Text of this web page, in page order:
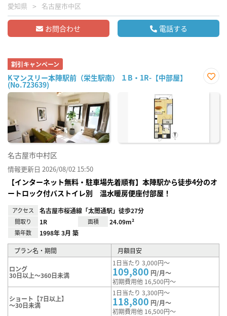
愛知県 名古屋市中区
お問合わせ 電話する
割引キャンペーン
Kマンスリー本陣駅前（栄生駅南） １B・1R-【中部屋】
(No.723639)
に入
名古屋市中村区
情報更新日 2026/08/02 15:50
【インターネット無料・駐車場先着順有】本陣駅から徒歩4分のオ
ートロック付バストイレ別 温水暖房便座付部屋！
アクセス 名古屋市桜通線「太閤通駅」徒歩27分
間取り 1R 面積 24.09m²
築年数 1998年 3月 築
プラン名・期間 月額目安
ロング
30日以上～360日未満
1日当たり 3,000円～
109,800 円/月～
初期費用他 16,500円～
ショート【7日以上】
～30日未満
1日当たり 3,300円～
118,800 円/月～
初期費用他 16,500円～